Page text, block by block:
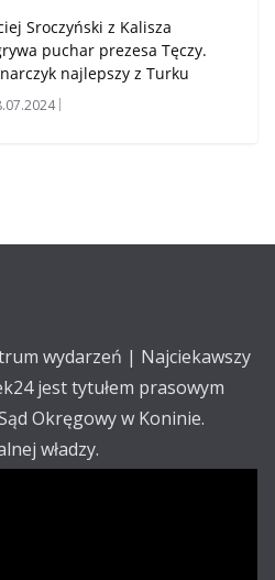
Sroczyński z Kalisza
puchar prezesa Tęczy.
najlepszy z Turku
wydarzeń | Najciekawszy
jest tytułem prasowym
Okręgowy w Koninie.
władzy.